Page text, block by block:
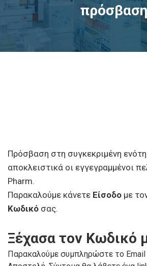
πρόσβαση
Πρόσβαση στη συγκεκριμένη
αποκλειστικά οι εγγεγραμμένοι
Pharm.
Παρακαλούμε κάνετε Είσοδο με
Κωδικό σας.
Ξέχασα τον Κωδικό
Παρακαλούμε συμπληρώστε το Email